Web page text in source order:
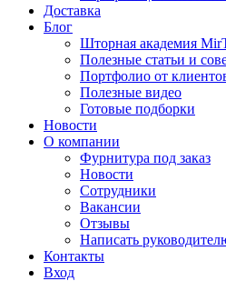
Доставка
Блог
Шторная академия
Полезные статьи и
Портфолио от
Полезные видео
Готовые подборки
Новости
О компании
Фурнитура под заказ
Новости
Сотрудники
Вакансии
Отзывы
Написать
Контакты
Вход